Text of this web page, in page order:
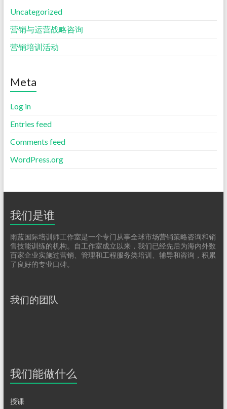
Uncategorized
营销与运营战略咨询
营销培训活动
Meta
Log in
Entries feed
Comments feed
WordPress.org
我们是谁
雨蓝国际培训师工作室是一个专门从事全球市场营销策略咨询和销
售技能训练的机构。自工作室成立以来，我们已经先后为海内外数
百家企业实施过营销、管理和工程服务类培训、辅导和咨询，积累
了良好的专业口碑。
我们的团队
我们能做什么
授课